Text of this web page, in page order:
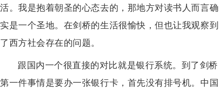
活。我是抱着朝圣的心态去的，那地方对读书人而言确
实是一个圣地。在剑桥的生活很愉快，但也让我观察到
了西方社会存在的问题。
跟国内一个很直接的对比就是银行系统。到了剑桥
第一件事情是要办一张银行卡，首先没有排号机。中国